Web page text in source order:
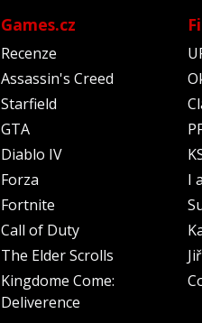
Games.cz
Recenze
Assassin's Creed
Starfield
GTA
Diablo IV
Forza
Fortnite
Call of Duty
The Elder Scrolls
Kingdome Come:
Deliverence
I